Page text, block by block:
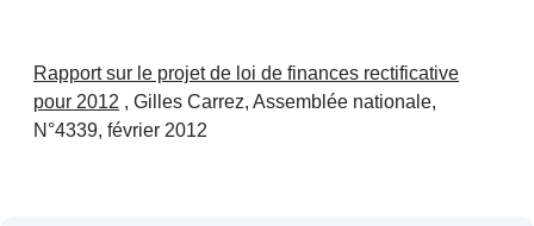
Rapport sur le projet de loi de finances rectificative
pour 2012 , Gilles Carrez, Assemblée nationale,
N°4339, février 2012